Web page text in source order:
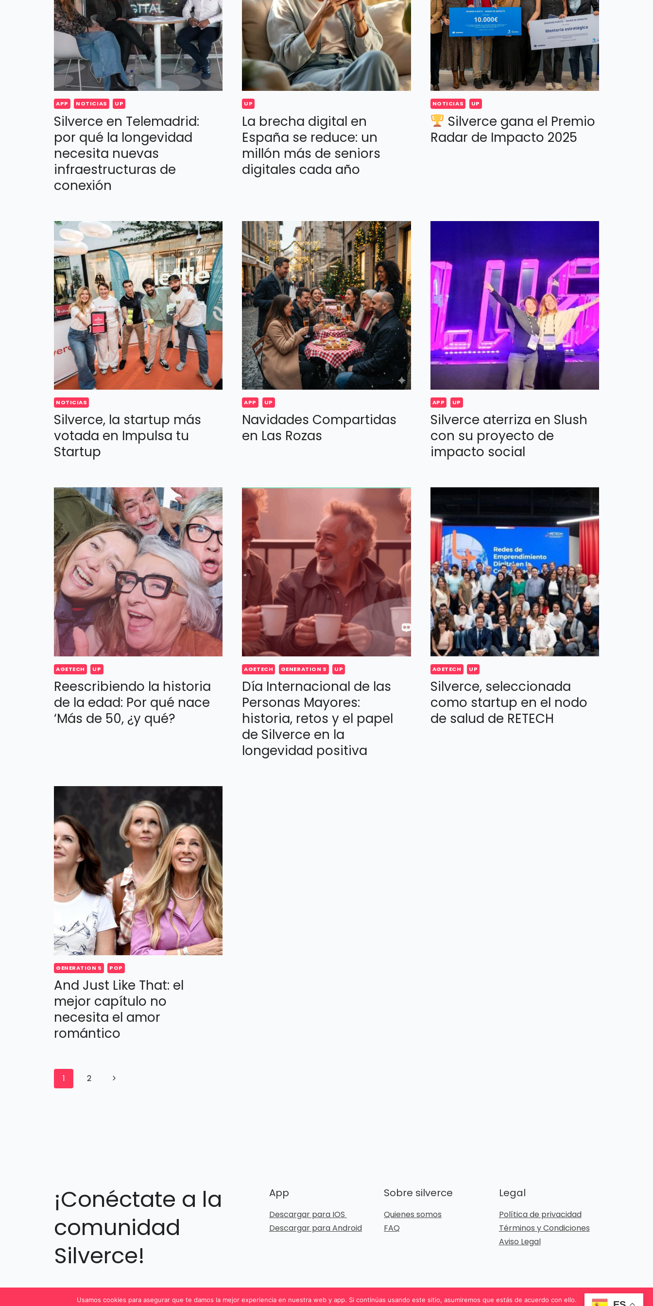
APP NOTICIAS UP
Silverce en Telemadrid:
por qué la longevidad
necesita nuevas
infraestructuras de
conexión
UP
La brecha digital en
España se reduce: un
millón más de seniors
digitales cada año
NOTICIAS UP
Silverce gana el Premio
Radar de Impacto 2025
NOTICIAS
Silverce, la startup más
votada en Impulsa tu
Startup
APP UP
Navidades Compartidas
en Las Rozas
APP UP
Silverce aterriza en Slush
con su proyecto de
impacto social
AGETECH UP
Reescribiendo la historia
de la edad: Por qué nace
‘Más de 50, ¿y qué?
AGETECH GENERATION S UP
Día Internacional de las
Personas Mayores:
historia, retos y el papel
de Silverce en la
longevidad positiva
AGETECH UP
Silverce, seleccionada
como startup en el nodo
de salud de RETECH
GENERATION S POP
And Just Like That: el
mejor capítulo no
necesita el amor
romántico
Navegación
1 2
Siguiente
¡Conéctate a la
comunidad
Silverce!
App
Descargar para IOS
Descargar para Android
Sobre silverce
Quienes somos
FAQ
Legal
Política de privacidad
Términos y Condiciones
Aviso Legal
Usamos cookies para asegurar que te damos la mejor experiencia en nuestra web y app. Si continúas usando este sitio, asumiremos que estás de acuerdo con ello.